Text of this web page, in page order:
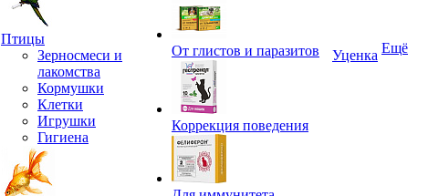
Птицы
Зерносмеси и
лакомства
Кормушки
Клетки
Игрушки
Гигиена
От глистов и паразитов
Коррекция поведения
Уценка Ещё